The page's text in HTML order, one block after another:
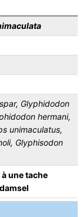
Glyphidodon
hermani,
unimaculatus,
Glyphisodon
une tache